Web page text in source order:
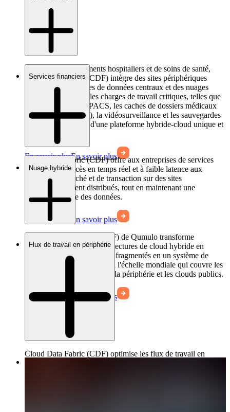
Dans les environnements hospitaliers et de soins de santé,
Cloud Data Fabric (CDF) intègre des sites périphériques
distribués, des centres de données centraux et des nuages
publics pour unifier les charges de travail critiques, telles que
l'imagerie médicale PACS, les caches de dossiers médicaux
électroniques (EMR), la vidéosurveillance et les sauvegardes
d'entreprise, au sein d'une plateforme hybride-cloud unique et
En savoir plusEn savoir plus
Services financiers
Cloud Data Fabric (CDF) offre aux entreprises de services
financiers un accès en temps réel et à faible latence aux
données de marché et de transaction sur des sites
géographiquement distribués, tout en maintenant une
cohérence stricte des données.
En savoir plus En savoir plus
Nuage hybride
La Cloud Data Fabric (CDF) de Qumulo transforme
fondamentalement les architectures de cloud hybride en
unifiant les environnements fragmentés en un système de
fichiers unique et cohérent à l'échelle mondiale qui couvre les
centres de données sur site, la périphérie et les clouds publics.
En savoir plus En savoir plus
Flux de travail en périphérie
Cloud Data Fabric (CDF) optimise les flux de travail en